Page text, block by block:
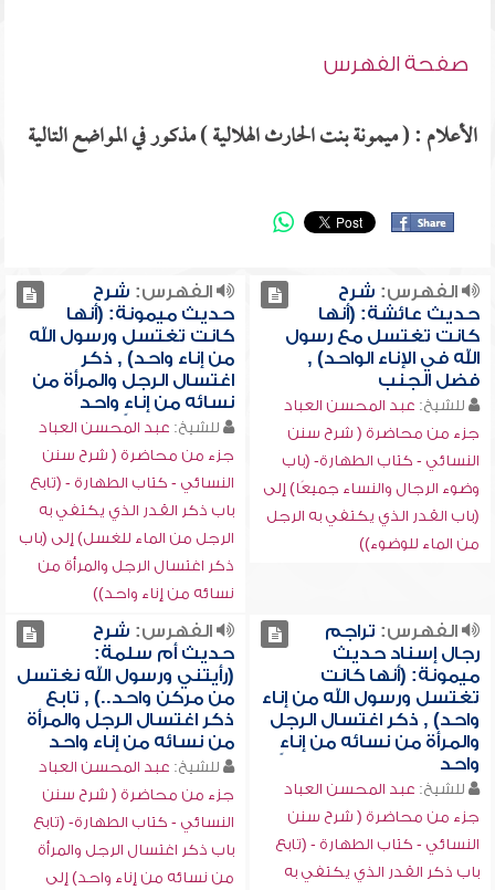
صفحة الفهرس
الأعلام : ( ميمونة بنت الحارث الهلالية ) مذكور في المواضع التالية
الفهرس: شرح
حديث عائشة: (أنها
كانت تغتسل مع رسول
الله في الإناء الواحد) ,
فضل الجنب
للشيخ: عبد المحسن العباد
جزء من محاضرة ( شرح سنن
النسائي - كتاب الطهارة- (باب
وضوء الرجال والنساء جميعًا) إلى
(باب القدر الذي يكتفي به الرجل
من الماء للوضوء))
الفهرس: شرح
حديث ميمونة: (أنها
كانت تغتسل ورسول الله
من إناء واحد) , ذكر
اغتسال الرجل والمرأة من
نسائه من إناءٍ واحد
للشيخ: عبد المحسن العباد
جزء من محاضرة ( شرح سنن
النسائي - كتاب الطهارة - (تابع
باب ذكر القدر الذي يكتفي به
الرجل من الماء للغسل) إلى (باب
ذكر اغتسال الرجل والمرأة من
نسائه من إناء واحد))
الفهرس: تراجم
رجال إسناد حديث
ميمونة: (أنها كانت
تغتسل ورسول الله من إناء
واحد) , ذكر اغتسال الرجل
والمرأة من نسائه من إناءٍ
واحد
للشيخ: عبد المحسن العباد
جزء من محاضرة ( شرح سنن
النسائي - كتاب الطهارة - (تابع
باب ذكر القدر الذي يكتفي به
الفهرس: شرح
حديث أم سلمة:
(رأيتني ورسول الله نغتسل
من مركن واحد..) , تابع
ذكر اغتسال الرجل والمرأة
من نسائه من إناء واحد
للشيخ: عبد المحسن العباد
جزء من محاضرة ( شرح سنن
النسائي - كتاب الطهارة- (تابع
باب ذكر اغتسال الرجل والمرأة
من نسائه من إناء واحد) إلى